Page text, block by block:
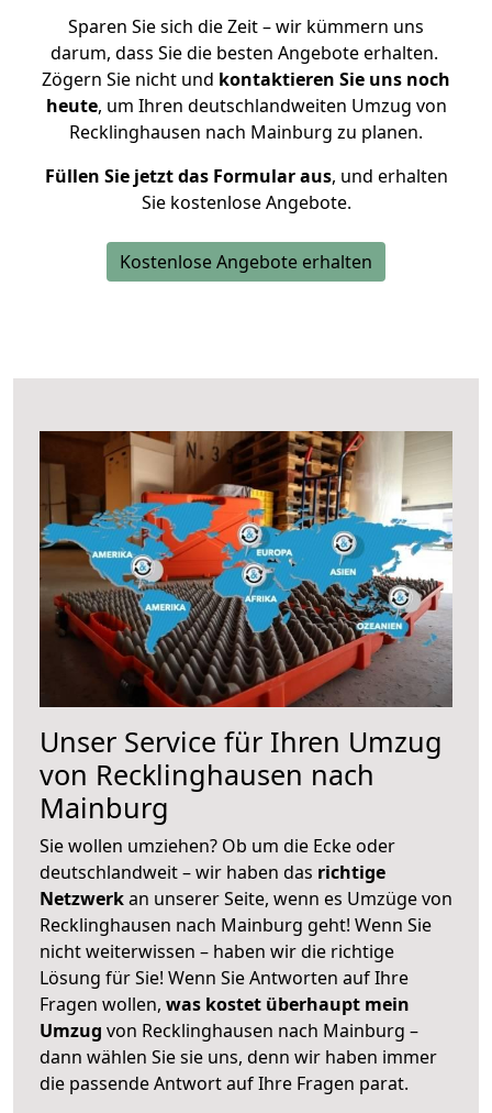
Sparen Sie sich die Zeit – wir kümmern uns
darum, dass Sie die besten Angebote erhalten.
Zögern Sie nicht und kontaktieren Sie uns noch
heute, um Ihren deutschlandweiten Umzug von
Recklinghausen nach Mainburg zu planen.
Füllen Sie jetzt das Formular aus, und erhalten
Sie kostenlose Angebote.
Kostenlose Angebote erhalten
Unser Service für Ihren Umzug
von Recklinghausen nach
Mainburg
Sie wollen umziehen? Ob um die Ecke oder
deutschlandweit – wir haben das richtige
Netzwerkan unserer Seite, wenn es Umzüge von
Recklinghausen nach Mainburg geht! Wenn Sie
nicht weiterwissen – haben wir die richtige
Lösung für Sie! Wenn Sie Antworten auf Ihre
Fragen wollen, was kostet überhaupt mein
Umzug von Recklinghausen nach Mainburg –
dann wählen Sie sie uns, denn wir haben immer
die passende Antwort auf Ihre Fragen parat.